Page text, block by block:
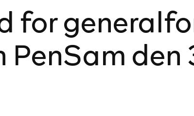
PenSam